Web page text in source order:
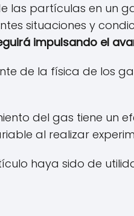
las partículas en un
situaciones y
impulsando el
de la física de los
del gas tiene un
al realizar
haya sido de